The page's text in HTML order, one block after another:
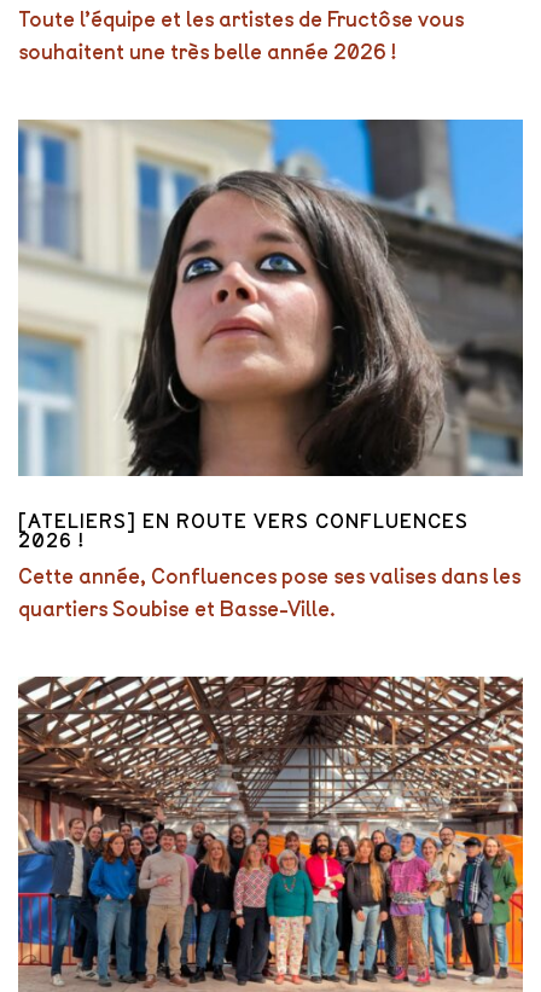
Toute l’équipe et les artistes de Fructôse vous
souhaitent une très belle année 2026 !
[ATELIERS] EN ROUTE VERS CONFLUENCES
2026 !
Cette année, Confluences pose ses valises dans les
quartiers Soubise et Basse-Ville.